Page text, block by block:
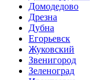
Домодедово
Дрезна
Дубна
Егорьевск
Жуковский
Звенигород
Зеленоград